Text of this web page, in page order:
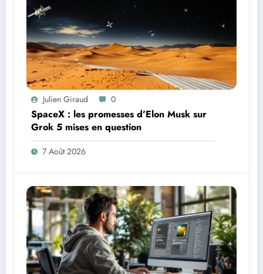
Julien Giraud 0
SpaceX : les promesses d’Elon Musk sur
Grok 5 mises en question
7 Août 2026